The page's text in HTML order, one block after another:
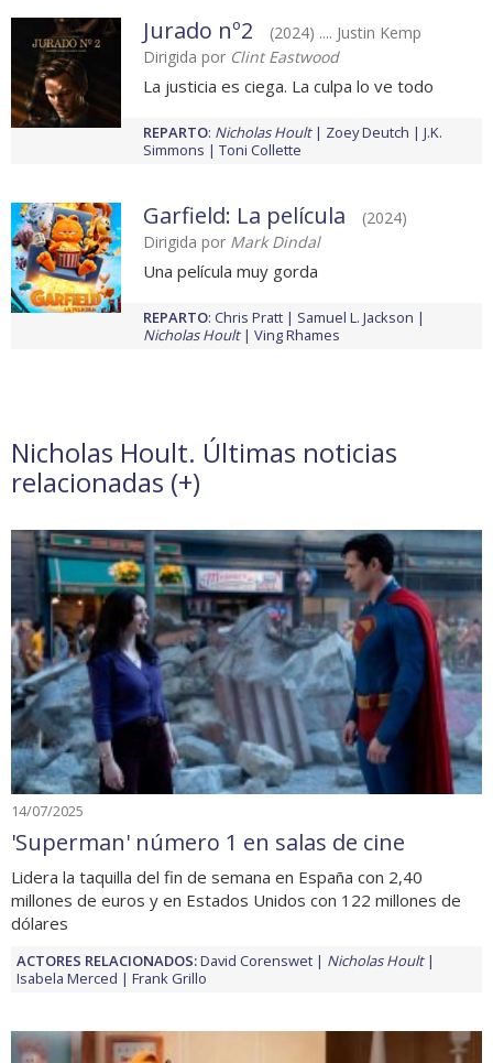
Jurado nº2
(2024) .... Justin Kemp
Dirigida por Clint Eastwood
La justicia es ciega. La culpa lo ve todo
REPARTO: Nicholas Hoult Zoey Deutch
J.K.
Simmons
Toni Collette
Garfield: La película
(2024)
Dirigida por Mark Dindal
Una película muy gorda
REPARTO: Chris Pratt
Samuel L. Jackson
Nicholas Hoult
Ving Rhames
Nicholas Hoult. Últimas noticias
relacionadas (+)
14/07/2025
'Superman' número 1 en salas de cine
Lidera la taquilla del fin de semana en España con 2,40
millones de euros y en Estados Unidos con 122 millones de
dólares
ACTORES RELACIONADOS:David Corenswet
Nicholas Hoult
Isabela Merced
Frank Grillo